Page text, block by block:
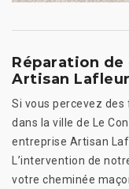
Réparation
Artisan Lafleur
Si vous percevez
dans la ville de Le
entreprise Artisan
L’intervention de
votre cheminée